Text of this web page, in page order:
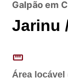
Galpão em
Jarinu
straighten
Área locável